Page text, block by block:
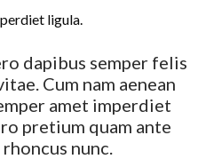
ligula.
dapibus semper felis
Cum nam aenean
amet imperdiet
pretium quam ante
nunc.